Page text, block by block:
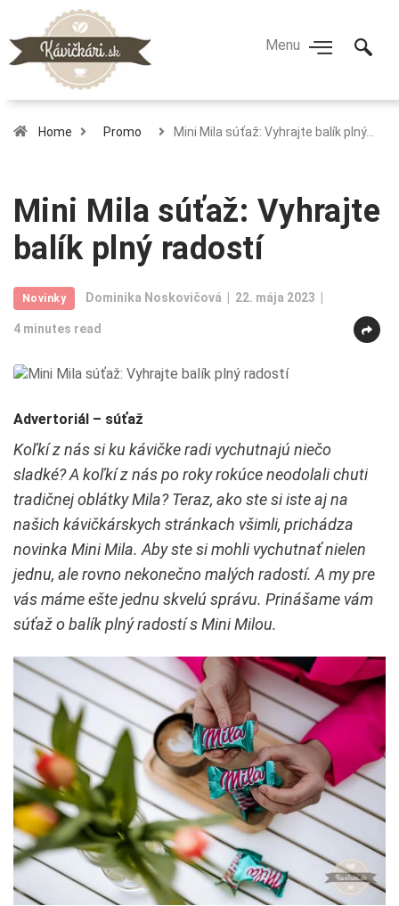
Home Promo Mini Mila súťaž: Vyhrajte balík plný…
Mini Mila súťaž: Vyhrajte
balík plný radostí
Novinky Dominika Noskovičová 22. mája 2023
4 minutes read
Advertoriál – súťaž
Koľkí z nás si ku kávičke radi vychutnajú niečo
sladké? A koľkí z nás po roky rokúce neodolali chuti
tradičnej oblátky Mila? Teraz, ako ste si iste aj na
našich kávičkárskych stránkach všimli, prichádza
novinka Mini Mila. Aby ste si mohli vychutnať nielen
jednu, ale rovno nekonečno malých radostí. A my pre
vás máme ešte jednu skvelú správu. Prinášame vám
súťaž o balík plný radostí s Mini Milou.